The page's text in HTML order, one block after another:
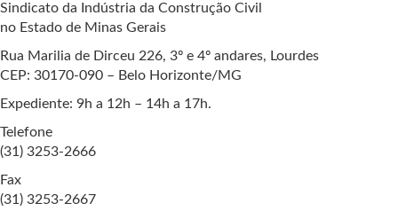
Sindicato da Indústria da Construção Civil
no Estado de Minas Gerais
Rua Marilia de Dirceu 226, 3º e 4º andares, Lourdes
CEP: 30170-090 – Belo Horizonte/MG
Expediente: 9h a 12h – 14h a 17h.
Telefone
(31) 3253-2666
Fax
(31) 3253-2667